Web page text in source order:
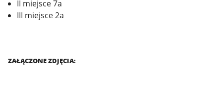
II miejsce 7a
III miejsce 2a
ZAŁĄCZONE ZDJĘCIA: